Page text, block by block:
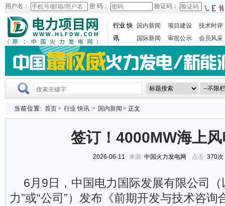
用户名： 密 码： 验证码：
行业 快
讯
国内新闻 项目建设
技术时评
国际新闻
审批公示 会员风采
当前位置: 首页> 行业 快讯 > 国内新闻 > 正文
签订！4000MW海上
2026-06-11 来源: 中国火力发电网 点击: 370次
6月9日，中国电力国际发展有限公司（
力”或“公司”）发布《前期开发与技术咨询